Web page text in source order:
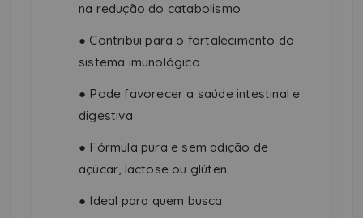
na redução do catabolismo
● Contribui para o fortalecimento do
sistema imunológico
● Pode favorecer a saúde intestinal e
digestiva
● Fórmula pura e sem adição de
açúcar, lactose ou glúten
● Ideal para quem busca